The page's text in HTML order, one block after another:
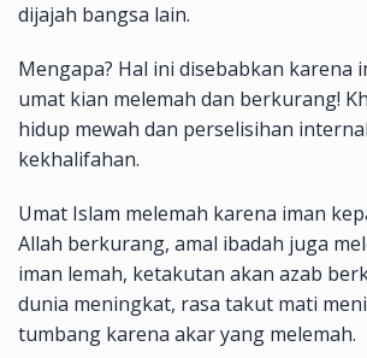
dijajah bangsa lain.
Mengapa? Hal ini disebabkan karena
umat kian melemah dan berkurang!
hidup mewah dan perselisihan
kekhalifahan.
Umat Islam melemah karena iman
Allah berkurang, amal ibadah juga
iman lemah, ketakutan akan azab
dunia meningkat, rasa takut mati
tumbang karena akar yang melemah.